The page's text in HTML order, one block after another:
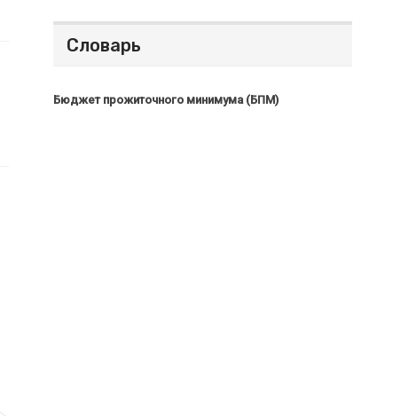
Словарь
Бюджет прожиточного минимума (БПМ)